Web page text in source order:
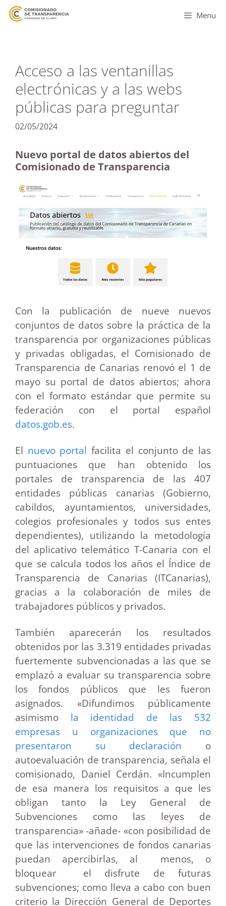
Menu
Acceso a las ventanillas
electrónicas y a las webs
públicas para preguntar
02/05/2024
Nuevo portal de datos abiertos del
Comisionado de Transparencia
Con la publicación de nueve nuevos
conjuntos de datos sobre la práctica de la
transparencia por organizaciones públicas
y privadas obligadas, el Comisionado de
Transparencia de Canarias renovó el 1 de
mayo su portal de datos abiertos; ahora
con el formato estándar que permite su
federación con el portal español
datos.gob.es.
El nuevo portal facilita el conjunto de las
puntuaciones que han obtenido los
portales de transparencia de las 407
entidades públicas canarias (Gobierno,
cabildos, ayuntamientos, universidades,
colegios profesionales y todos sus entes
dependientes), utilizando la metodología
del aplicativo telemático T-Canaria con el
que se calcula todos los años el Índice de
Transparencia de Canarias (ITCanarias),
gracias a la colaboración de miles de
trabajadores públicos y privados.
También aparecerán los resultados
obtenidos por las 3.319 entidades privadas
fuertemente subvencionadas a las que se
emplazó a evaluar su transparencia sobre
los fondos públicos que les fueron
asignados. «Difundimos públicamente
asimismo la identidad de las 532
empresas u organizaciones que no
presentaron su declaración o
autoevaluación de transparencia, señala el
comisionado, Daniel Cerdán. «Incumplen
de esa manera los requisitos a que les
obligan tanto la Ley General de
Subvenciones como las leyes de
transparencia» -añade- «con posibilidad de
que las intervenciones de fondos canarias
puedan apercibirlas, al menos, o
bloquear el disfrute de futuras
subvenciones; como lleva a cabo con buen
criterio la Dirección General de Deportes